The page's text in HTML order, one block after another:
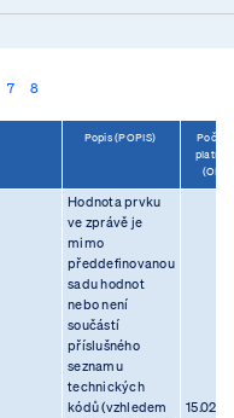
7 8
Popis (POPIS)
(OD)
Hodnota prvku
ve zprávě je
mimo
předdefinovanou
sadu hodnot
nebo není
součástí
příslušného
seznamu
technických
kódů (vzhledem